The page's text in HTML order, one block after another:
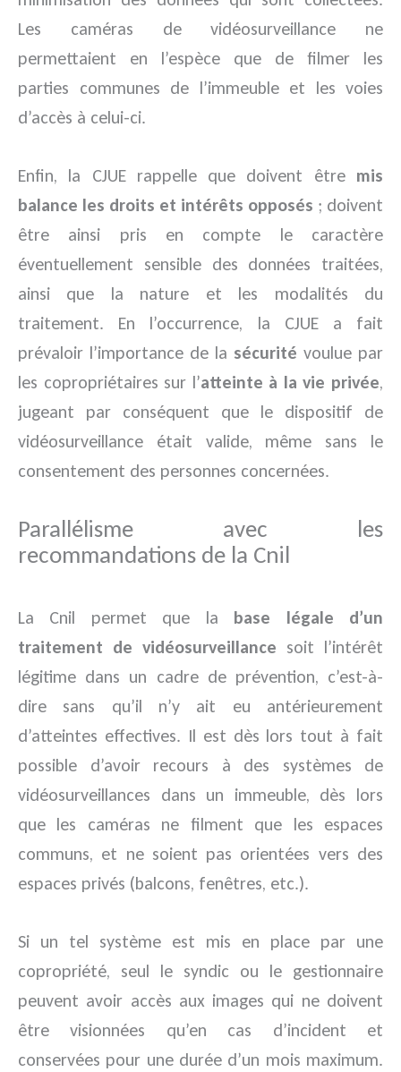
Les caméras de vidéosurveillance ne
permettaient en l’espèce que de filmer les
parties communes de l’immeuble et les voies
d’accès à celui-ci.
Enfin, la CJUE rappelle que doivent êtremis
balance les droits et intérêts opposés ; doivent
être ainsi pris en compte le caractère
éventuellement sensible des données traitées,
ainsi que la nature et les modalités du
traitement. En l’occurrence, la CJUE a fait
prévaloir l’importance de la sécurité voulue par
les copropriétaires sur l’atteinte à la vie privée,
jugeant par conséquent que le dispositif de
vidéosurveillance était valide, même sans le
consentement des personnes concernées.
Parallélisme avec les
recommandations de la Cnil
La Cnil permet que la base légale d’un
traitement de vidéosurveillance soit l’intérêt
légitime dans un cadre de prévention, c’est-à-
dire sans qu’il n’y ait eu antérieurement
d’atteintes effectives. Il est dès lors tout à fait
possible d’avoir recours à des systèmes de
vidéosurveillances dans un immeuble, dès lors
que les caméras ne filment que les espaces
communs, et ne soient pas orientées vers des
espaces privés (balcons, fenêtres, etc.).
Si un tel système est mis en place par une
copropriété, seul le syndic ou le gestionnaire
peuvent avoir accès aux images qui ne doivent
être visionnées qu’en cas d’incident et
conservées pour une durée d’un mois maximum.